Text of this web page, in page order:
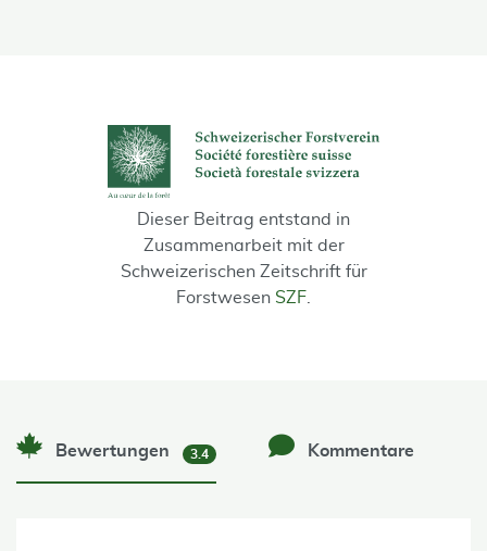
Dieser Beitrag entstand in
Zusammenarbeit mit der
Schweizerischen Zeitschrift für
Forstwesen SZF
Bewertungen 3.4 Kommentare